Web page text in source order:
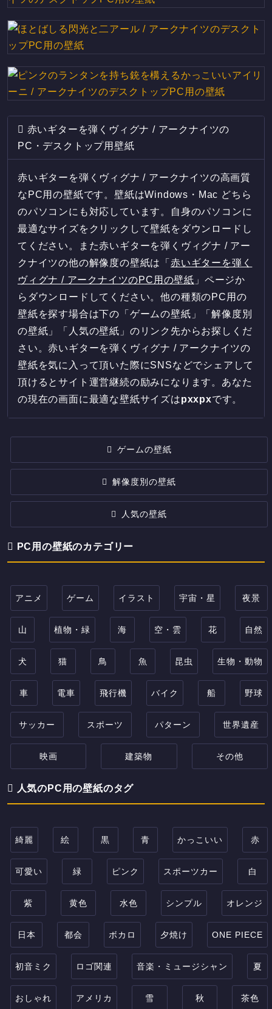
赤いギターを弾くヴィグナ / アークナイツの
PC・デスクトップ用壁紙
赤いギターを弾くヴィグナ / アークナイツの高画質
なPC用の壁紙です。壁紙はWindows・Mac どちら
のパソコンにも対応しています。自身のパソコンに
最適なサイズをクリックして壁紙をダウンロードし
てください。また赤いギターを弾くヴィグナ / アー
クナイツの他の解像度の壁紙は「 赤いギターを弾く
ヴィグナ / アークナイツのPC用の壁紙 」ページか
らダウンロードしてください。他の種類のPC用の
壁紙を探す場合は下の「ゲームの壁紙」「解像度別
の壁紙」「人気の壁紙」のリンク先からお探しくだ
さい。赤いギターを弾くヴィグナ / アークナイツの
壁紙を気に入って頂いた際にSNSなどでシェアして
頂けるとサイト運営継続の励みになります。あなた
の現在の画面に最適な壁紙サイズはpxxpxです。
ゲームの壁紙
解像度別の壁紙
人気の壁紙
PC用の壁紙のカテゴリー
アニメ ゲーム イラスト 宇宙・星 夜景
山 植物・緑 海 空・雲 花 自然
犬 猫 鳥 魚 昆虫 生物・動物
車 電車 飛行機 バイク 船 野球
サッカー スポーツ パターン 世界遺産
映画 建築物 その他
人気のPC用の壁紙のタグ
綺麗 絵 黒 青 かっこいい 赤
可愛い 緑 ピンク スポーツカー 白
紫 黄色 水色 シンプル オレンジ
日本 都会 ボカロ 夕焼け ONE PIECE
初音ミク ロゴ関連 音楽・ミュージシャン 夏
おしゃれ アメリカ 雪 秋 茶色